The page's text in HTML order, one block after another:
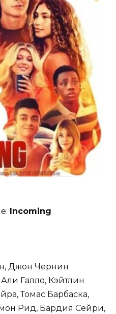
Incoming
Джон Чернин
Галло, Кэйтлин
Томас Барбаска,
Рид, Бардия Сейри,